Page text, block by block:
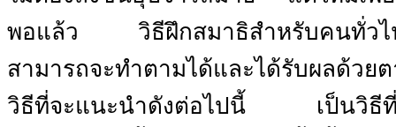
พอแล้ว
วิธีฝึกสมาธิสำหรับคนทั่ว
สามารถจะทำตามได้และได้รับผลด้วย
วิธีที่จะแนะนำดังต่อไปนี้
เป็นวิธี